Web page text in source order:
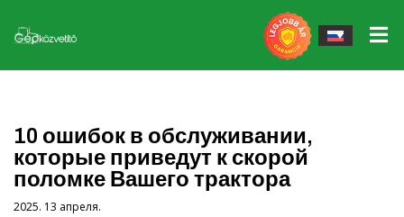
John Deere gépek
Massey Ferguson gépek
Рабочие инструменты
Инструменты для работы Massey Ferguson
QUICKE Налобные жалюзи, аксессуары
Тендер STS
10 ошибок в обслуживании,
которые приведут к скорой
поломке Вашего трактора
2025. 13 апреля.